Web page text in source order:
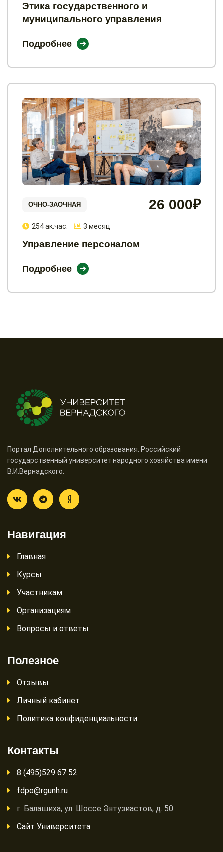
Этика государственного и
муниципального управления
Подробнее
ОЧНО-ЗАОЧНАЯ 26 000₽
254 ак.час. 3 месяц
Управление персоналом
Подробнее
Портал Дополнительного образования. Российский
государственный университет народного хозяйства имени
В.И.Вернадского.
Навигация
Главная
Курсы
Участникам
Организациям
Вопросы и ответы
Полезное
Отзывы
Личный кабинет
Политика конфиденциальности
Контакты
8 (495)529 67 52
fdpo@rgunh.ru
г. Балашиха, ул. Шоссе Энтузиастов, д. 50
Сайт Университета